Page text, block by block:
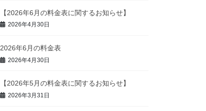
【2026年6月の料金表に関するお知らせ】
2026年4月30日
2026年6月の料金表
2026年4月30日
【2026年5月の料金表に関するお知らせ】
2026年3月31日